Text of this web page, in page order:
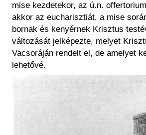
mise kezdetekor, az ú.n.
akkor az eucharisztiát, a mise
bornak és kenyérnek Krisztus
változását jelképezte, melyet
Vacsoráján rendelt el, de amelyet
lehetővé.